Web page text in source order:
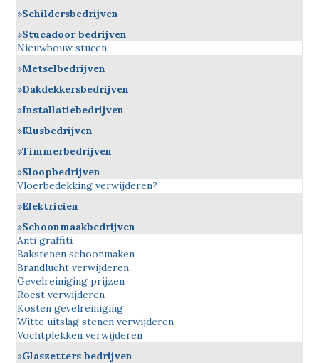
Schildersbedrijven
Stucadoor bedrijven
Nieuwbouw stucen
Metselbedrijven
Dakdekkersbedrijven
Installatiebedrijven
Klusbedrijven
Timmerbedrijven
Sloopbedrijven
Vloerbedekking verwijderen?
Elektricien
Schoonmaakbedrijven
Anti graffiti
Bakstenen schoonmaken
Brandlucht verwijderen
Gevelreiniging prijzen
Roest verwijderen
Kosten gevelreiniging
Witte uitslag stenen verwijderen
Vochtplekken verwijderen
Glaszetters bedrijven